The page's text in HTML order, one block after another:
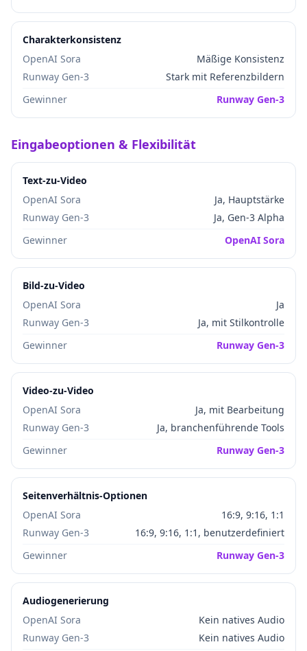
Charakterkonsistenz
OpenAI Sora
Mäßige Konsistenz
Runway Gen-3
Stark mit Referenzbildern
Gewinner
Runway Gen-3
Eingabeoptionen & Flexibilität
Text-zu-Video
OpenAI Sora
Ja, Hauptstärke
Runway Gen-3
Ja, Gen-3 Alpha
Gewinner
OpenAI Sora
Bild-zu-Video
OpenAI Sora
Ja
Runway Gen-3
Ja, mit Stilkontrolle
Gewinner
Runway Gen-3
Video-zu-Video
OpenAI Sora
Ja, mit Bearbeitung
Runway Gen-3
Ja, branchenführende Tools
Gewinner
Runway Gen-3
Seitenverhältnis-Optionen
OpenAI Sora
16:9, 9:16, 1:1
Runway Gen-3
16:9, 9:16, 1:1, benutzerdefiniert
Gewinner
Runway Gen-3
Audiogenerierung
OpenAI Sora
Kein natives Audio
Runway Gen-3
Kein natives Audio